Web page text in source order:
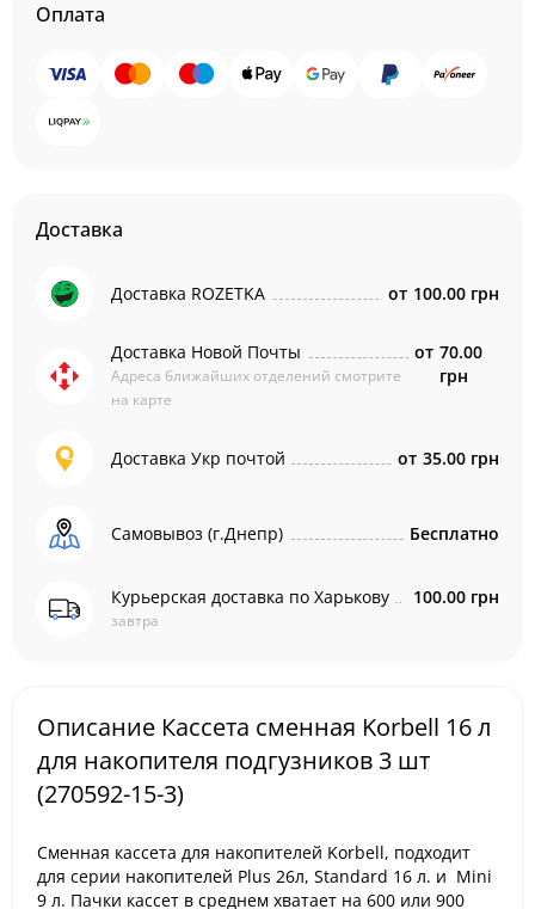
Оплата
Доставка
Доставка ROZETKA от 100.00 грн
Доставка Новой Почты
Адреса ближайших отделений смотрите
на карте
от 70.00
грн
Доставка Укр почтой от 35.00 грн
Самовывоз (г.Днепр) Бесплатно
Курьерская доставка по Харькову
завтра
100.00 грн
Описание Кассета сменная Korbell 16 л
для накопителя подгузников 3 шт
(270592-15-3)
Сменная кассета для накопителей Korbell, подходит
для cерии накопителей Plus 26л, Stаndard 16 л. и Mini
9 л. Пачки кассет в среднем хватает на 600 или 900